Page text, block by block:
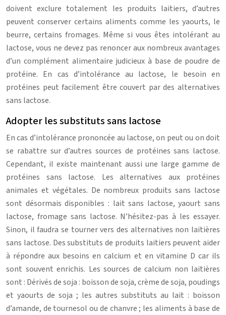
doivent exclure totalement les produits laitiers, d’autres
peuvent conserver certains aliments comme les yaourts, le
beurre, certains fromages. Même si vous êtes intolérant au
lactose, vous ne devez pas renoncer aux nombreux avantages
d’un complément alimentaire judicieux à base de poudre de
protéine. En cas d’intolérance au lactose, le besoin en
protéines peut facilement être couvert par des alternatives
sans lactose.
Adopter les substituts sans lactose
En cas d’intolérance prononcée au lactose, on peut ou on doit
se rabattre sur d’autres sources de protéines sans lactose.
Cependant, il existe maintenant aussi une large gamme de
protéines sans lactose. Les alternatives aux protéines
animales et végétales. De nombreux produits sans lactose
sont désormais disponibles : lait sans lactose, yaourt sans
lactose, fromage sans lactose. N’hésitez-pas à les essayer.
Sinon, il faudra se tourner vers des alternatives non laitières
sans lactose. Des substituts de produits laitiers peuvent aider
à répondre aux besoins en calcium et en vitamine D car ils
sont souvent enrichis. Les sources de calcium non laitières
sont : Dérivés de soja : boisson de soja, crème de soja, poudings
et yaourts de soja ; les autres substituts au lait : boisson
d’amande, de tournesol ou de chanvre ; les aliments à base de